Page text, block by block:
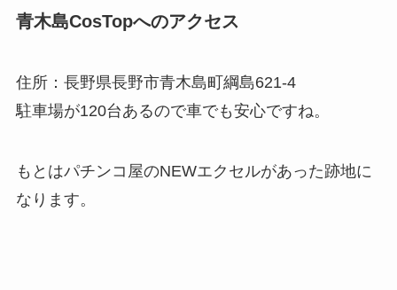
青木島CosTopへのアクセス
住所：長野県長野市青木島町綱島621-4
駐車場が120台あるので車でも安心ですね。
もとはパチンコ屋のNEWエクセルがあった跡地に
なります。